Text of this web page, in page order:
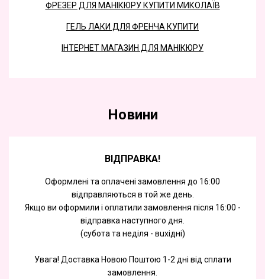
ФРЕЗЕР ДЛЯ МАНІКЮРУ КУПИТИ МИКОЛАЇВ
ГЕЛЬ ЛАКИ ДЛЯ ФРЕНЧА КУПИТИ
ІНТЕРНЕТ МАГАЗИН ДЛЯ МАНІКЮРУ
Новини
ВІДПРАВКА!
Оформлені та оплачені замовлення до 16:00
відправляються в той же день.
Якщо ви оформили і оплатили замовлення після 16:00 -
відправка наступного дня.
(субота та недiля - вuхiднi)
Увага! Доставка Новою Поштою 1-2 дні від сплати
замовлення.